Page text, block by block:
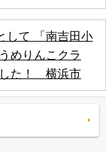
して 「南吉田小
めりんこクラ
した！ 横浜市